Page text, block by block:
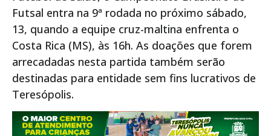
Futsal entra na 9ª rodada no próximo sábado,
13, quando a equipe cruz-maltina enfrenta o
Costa Rica (MS), às 16h. As doações que forem
arrecadadas nesta partida também serão
destinadas para entidade sem fins lucrativos de
Teresópolis.